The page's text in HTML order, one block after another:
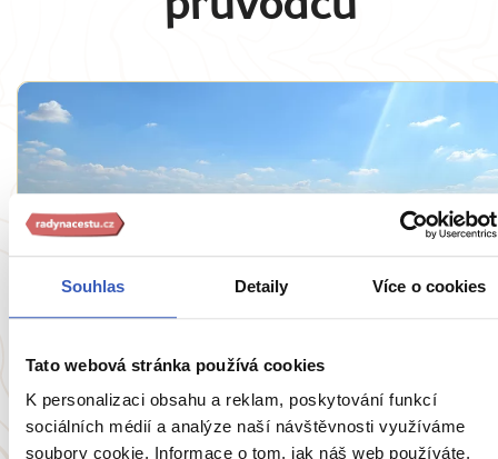
Souhlas Detaily Více o cookies
Tato webová stránka používá cookies
K personalizaci obsahu a reklam, poskytování funkcí
sociálních médií a analýze naší návštěvnosti využíváme
soubory cookie. Informace o tom, jak náš web používáte,
Sevilla: kráska, která stojí za to, aby byla
55261 přečtení